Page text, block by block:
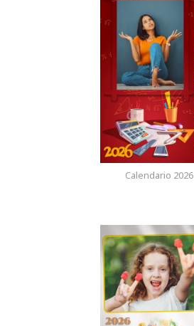
Calendario 2026